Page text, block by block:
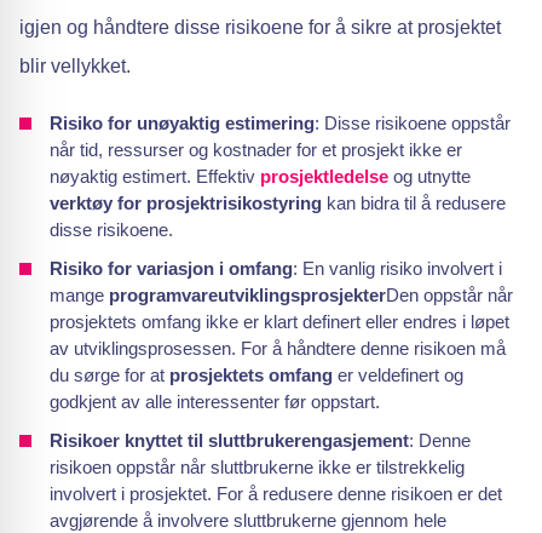
igjen og håndtere disse risikoene for å sikre at prosjektet
blir vellykket.
Risiko for unøyaktig estimering: Disse risikoene oppstår
når tid, ressurser og kostnader for et prosjekt ikke er
nøyaktig estimert. Effektiv prosjektledelse og utnytte
verktøy for prosjektrisikostyring kan bidra til å redusere
disse risikoene.
Risiko for variasjon i omfang: En vanlig risiko involvert i
mange programvareutviklingsprosjekterDen oppstår når
prosjektets omfang ikke er klart definert eller endres i løpet
av utviklingsprosessen. For å håndtere denne risikoen må
du sørge for at prosjektets omfang er veldefinert og
godkjent av alle interessenter før oppstart.
Risikoer knyttet til sluttbrukerengasjement: Denne
risikoen oppstår når sluttbrukerne ikke er tilstrekkelig
involvert i prosjektet. For å redusere denne risikoen er det
avgjørende å involvere sluttbrukerne gjennom hele